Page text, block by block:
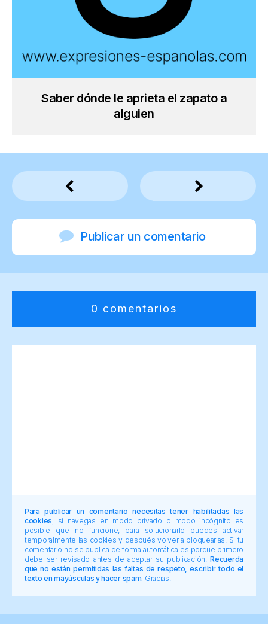
Saber dónde le aprieta el zapato a
alguien
Publicar un comentario
0 comentarios
Para publicar un comentario necesitas tener habilitadas las
cookies , si navegas en modo privado o modo incógnito es
posible que no funcione, para solucionarlo puedes activar
temporalmente las cookies y después volver a bloquearlas. Si tu
comentario no se publica de forma automática es porque primero
debe ser revisado antes de aceptar su publicación.Recuerda
que no están permitidas las faltas de respeto, escribir todo el
texto en mayúsculas y hacer spam. Gracias.